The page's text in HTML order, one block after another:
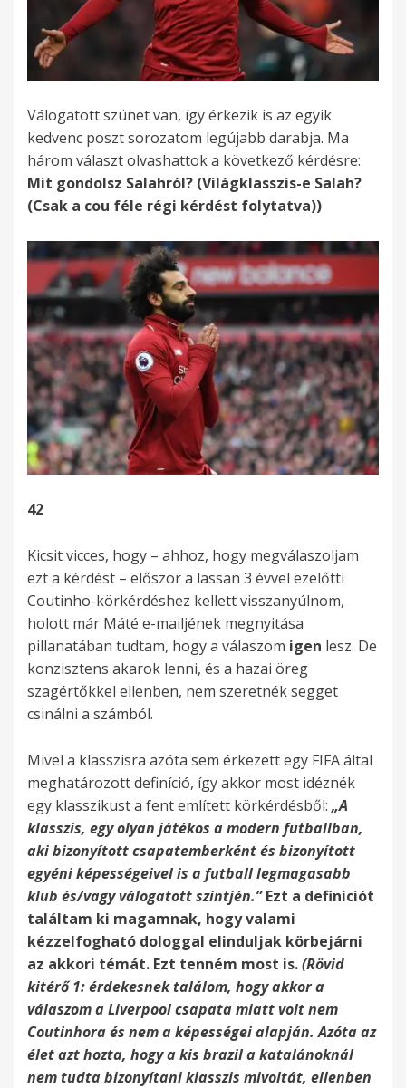
Válogatott szünet van, így érkezik is az egyik
kedvenc poszt sorozatom legújabb darabja. Ma
három választ olvashattok a következő kérdésre:
Mit gondolsz Salahról? (Világklasszis-e Salah?
(Csak a cou féle régi kérdést folytatva))
42
Kicsit vicces, hogy – ahhoz, hogy megválaszoljam
ezt a kérdést – először a lassan 3 évvel ezelőtti
Coutinho-körkérdéshez kellett visszanyúlnom,
holott már Máté e-mailjének megnyitása
pillanatában tudtam, hogy a válaszom igen lesz. De
konzisztens akarok lenni, és a hazai öreg
szagértőkkel ellenben, nem szeretnék segget
csinálni a számból.
Mivel a klasszisra azóta sem érkezett egy FIFA által
meghatározott definíció, így akkor most idéznék
egy klasszikust a fent említett körkérdésből: „A
klasszis, egy olyan játékos a modern futballban,
aki bizonyított csapatemberként és bizonyított
egyéni képességeivel is a futball legmagasabb
klub és/vagy válogatott szintjén.”Ezt a definíciót
találtam ki magamnak, hogy valami
kézzelfogható dologgal elinduljak körbejárni
az akkori témát. Ezt tenném most is.(Rövid
kitérő 1: érdekesnek találom, hogy akkor a
válaszom a Liverpool csapata miatt volt nem
Coutinhora és nem a képességei alapján. Azóta az
élet azt hozta, hogy a kis brazil a katalánoknál
nem tudta bizonyítani klasszis mivoltát, ellenben